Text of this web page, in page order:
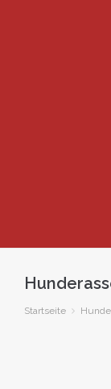
Startseite